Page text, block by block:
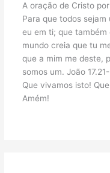
A oração de Cristo
Para que todos
eu em ti; que também
mundo creia que tu
que a mim me deste,
somos um. João
Que vivamos isto!
Amém!